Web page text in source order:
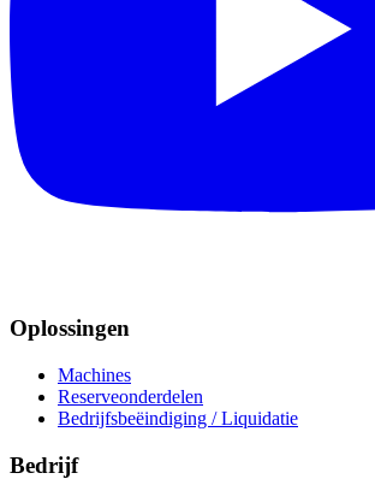
Oplossingen
Machines
Reserveonderdelen
Bedrijfsbeëindiging / Liquidatie
Bedrijf